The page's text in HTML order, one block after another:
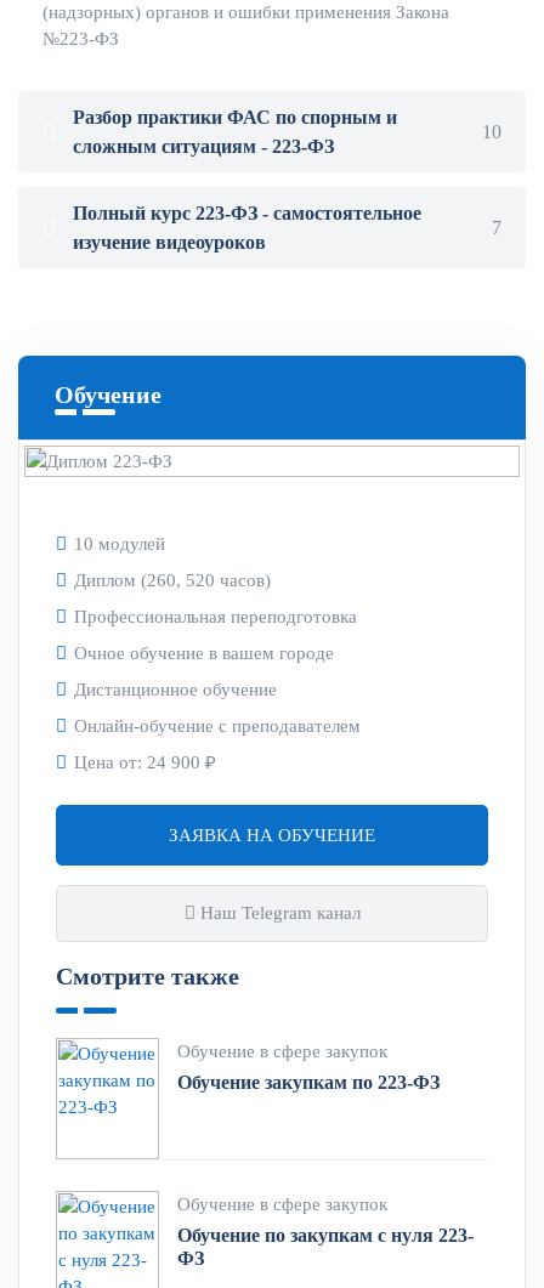
(надзорных) органов и ошибки применения Закона
№223-ФЗ
Разбор практики ФАС по спорным и
сложным ситуациям - 223-ФЗ
10
Полный курс 223-ФЗ - самостоятельное
изучение видеоуроков
7
Обучение
10 модулей
Диплом (260, 520 часов)
Профессиональная переподготовка
Очное обучение в вашем городе
Дистанционное обучение
Онлайн-обучение с преподавателем
Цена от: 24 900 ₽
ЗАЯВКА НА ОБУЧЕНИЕ
Наш Telegram канал
Смотрите также
Обучение в сфере закупок
Обучение закупкам по 223-ФЗ
Обучение в сфере закупок
Обучение по закупкам с нуля 223-
ФЗ